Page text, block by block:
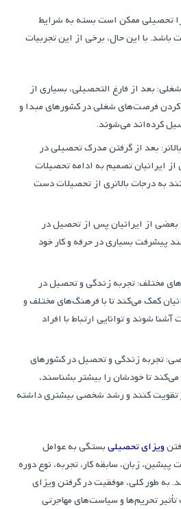
تحصیلی ممکن است بسته به شرایط
با این حال، برخی از این تجربیات
بعد از فارغ التحصیلی، بسیاری از
کردن فرصت‌های شغلی در کشورهای مبدا و
کرده‌اند می‌شوند.
بعد از گرفتن مدرک تحصیلی در
ایرانیان تصمیم به ادامه تحصیلات
به درجات بالاتری از تحصیلات دست
بعضی از ایرانیان پس از تحصیل در
پیشرفت بسیاری در حرفه و کار خود
مختلف: تجربه زندگی و تحصیل در
کمک می‌کند تا با فرهنگ‌های مختلف و
شوند و توانایی ارتباط با افراد
تجربه زندگی و تحصیل در کشورهای
تا خودشان را بیشتر بشناسند،
کنند و رشد شخصی بیشتری داشته
ویزای تحصیلیبستگی به عوامل
زبان، سابقه کار، تجربه، نوع دوره
طور کلی، موفقیت در گرفتن ویزای
تحریم‌ها و سیاست‌های مهاجرتی